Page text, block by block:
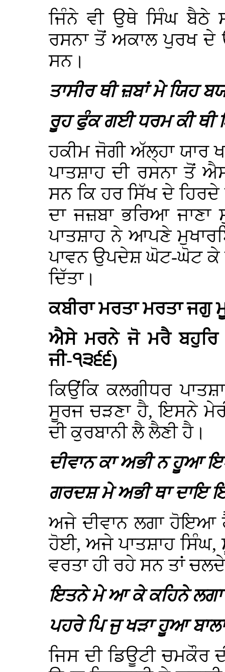
ਜਿੰਨੇ ਵੀ ਉਥੇ ਸਿੰਘ ਬੈਠੇ
ਰਸਨਾ ਤੋਂ ਅਕਾਲ ਪੁਰਖ
ਸਨ।
ਤਾਸੀਰ ਥੀ ਜ਼ਬਾਂ ਮੇ ਯਿਹ
ਰੂਹ ਫੁੰਕ ਗਈ ਧਰਮ ਕੀ
ਹਕੀਮ ਜੋਗੀ ਅੱਲ੍ਹਾ ਯਾਰ
ਪਾਤਸ਼ਾਹ ਦੀ ਰਸਨਾ ਤੋਂ
ਸਨ ਕਿ ਹਰ ਸਿੱਖ ਦੇ
ਦਾ ਜਜ਼ਬਾ ਭਰਿਆ ਜਾਣਾ
ਪਾਤਸ਼ਾਹ ਨੇ ਆਪਣੇ
ਪਾਵਨ ਉਪਦੇਸ਼ ਘੋਟ-ਘੋਟ ਕੇ
ਦਿੱਤਾ।
ਕਬੀਰਾ ਮਰਤਾ ਮਰਤਾ
ਐਸੇ ਮਰਨੇ ਜੋ ਮਰੈ ਬਹੁਰਿ
ਜੀ-੧੩੬੬)
ਕਿਉਂਕਿ ਕਲਗੀਧਰ
ਸੂਰਜ ਚੜਣਾ ਹੈ, ਇਸਨੇ
ਦੀ ਕੁਰਬਾਨੀ ਲੈ ਲੈਣੀ ਹੈ।
ਦੀਵਾਨ ਕਾ ਅਭੀ ਨ ਹੂਆ
ਗਰਦਸ਼ ਮੇ ਅਭੀ ਥਾ ਦਾਇ
ਅਜੇ ਦੀਵਾਨ ਲਗਾ ਹੋਇਆ
ਹੋਈ, ਅਜੇ ਪਾਤਸ਼ਾਹ
ਵਰਤਾ ਹੀ ਰਹੇ ਸਨ ਤਾਂ
ਇਤਨੇ ਮੇ ਆ ਕੇ ਕਹਿਨੇ
ਪਹਰੇ ਪਿ ਜੁ ਖੜਾ ਹੂਆ
ਜਿਸ ਦੀ ਡਿਊਟੀ ਚਮਕੌਰ